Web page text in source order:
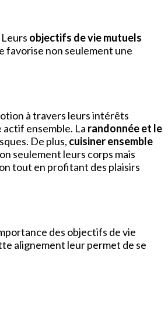
objectifs de vie mutuels
favorise non seulement une
à travers leurs intérêts
ensemble. La randonnée et le
De plus, cuisiner ensemble
seulement leurs corps mais
tout en profitant des plaisirs
des objectifs de vie
alignement leur permet de se